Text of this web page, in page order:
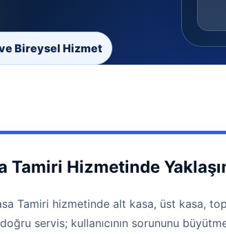
Bireysel Hizmet
Hizmetinde
Tamiri hizmetinde alt kasa, üst kasa,
servis; kullanıcının sorununu